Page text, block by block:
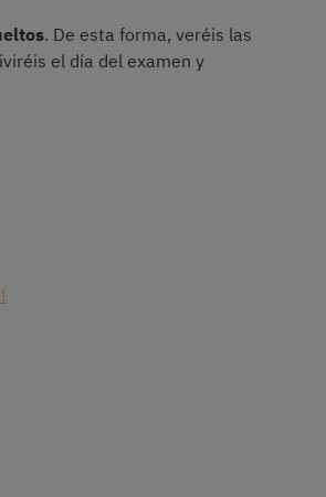
. De esta forma, veréis las
el día del examen y